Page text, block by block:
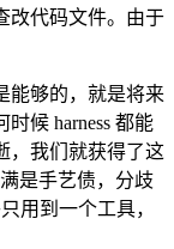
改代码文件。由于
够的，就是将来
候 harness 都能
，我们就获得了这
是手艺债，分歧
用到一个工具，